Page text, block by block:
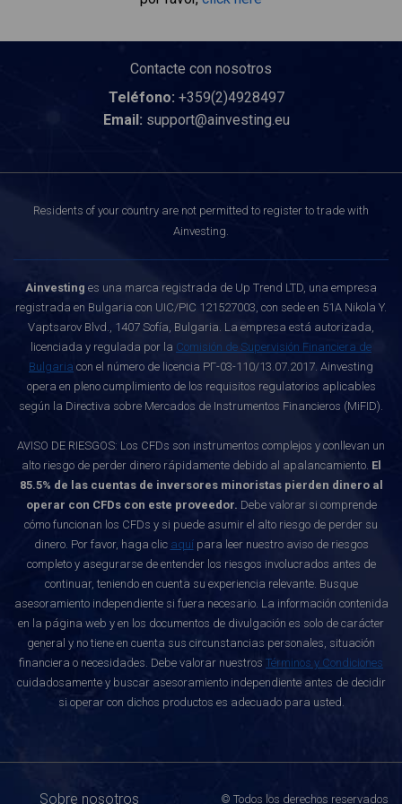
Contacte con nosotros
Teléfono: +359(2)4928497
Email: support@ainvesting.eu
Residents of your country are not permitted to register to trade with
Ainvesting.
Ainvesting es una marca registrada de Up Trend LTD, una empresa
registrada en Bulgaria con UIC/PIC 121527003, con sede en 51A Nikola Y.
Vaptsarov Blvd., 1407 Sofía, Bulgaria. La empresa está autorizada,
licenciada y regulada por la Comisión de Supervisión Financiera de
Bulgaria con el número de licencia РГ-03-110/13.07.2017. Ainvesting
opera en pleno cumplimiento de los requisitos regulatorios aplicables
según la Directiva sobre Mercados de Instrumentos Financieros (MiFID).
AVISO DE RIESGOS: Los CFDs son instrumentos complejos y conllevan un
alto riesgo de perder dinero rápidamente debido al apalancamiento. El
85.5% de las cuentas de inversores minoristas pierden dinero al
operar con CFDs con este proveedor. Debe valorar si comprende
cómo funcionan los CFDs y si puede asumir el alto riesgo de perder su
dinero. Por favor, haga clic aquípara leer nuestro aviso de riesgos
completo y asegurarse de entender los riesgos involucrados antes de
continuar, teniendo en cuenta su experiencia relevante. Busque
asesoramiento independiente si fuera necesario. La información contenida
en la página web y en los documentos de divulgación es solo de carácter
general y no tiene en cuenta sus circunstancias personales, situación
financiera o necesidades. Debe valorar nuestros Términos y Condiciones
cuidadosamente y buscar asesoramiento independiente antes de decidir
si operar con dichos productos es adecuado para usted.
Sobre nosotros © Todos los derechos reservados